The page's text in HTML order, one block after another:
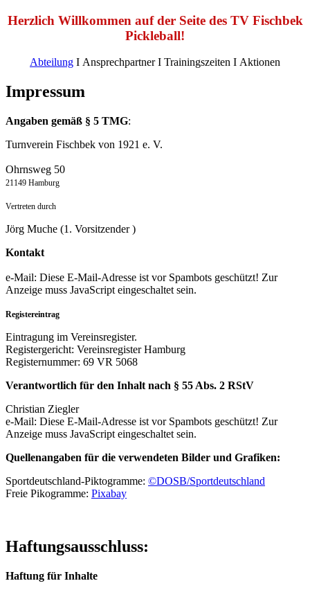
Herzlich Willkommen auf der Seite des TV Fischbek
Pickleball!
Abteilung Ι AnsprechpartnerΙ Trainingszeiten Ι Aktionen
Impressum
Angaben gemäß § 5 TMG:
Turnverein Fischbek von 1921 e. V.
Ohrnsweg 50
21149 Hamburg
Vertreten durch
Jörg Muche (1. Vorsitzender )
Kontakt
e-Mail: Diese E-Mail-Adresse ist vor Spambots geschützt! Zur
Anzeige muss JavaScript eingeschaltet sein.
Registereintrag
Eintragung im Vereinsregister.
Registergericht: Vereinsregister Hamburg
Registernummer: 69 VR 5068
Verantwortlich für den Inhalt nach § 55 Abs. 2 RStV
Christian Ziegler
e-Mail: Diese E-Mail-Adresse ist vor Spambots geschützt! Zur
Anzeige muss JavaScript eingeschaltet sein.
Quellenangaben für die verwendeten Bilder und Grafiken:
Sportdeutschland-Piktogramme: ©DOSB/Sportdeutschland
Freie Pikogramme: Pixabay
Haftungsausschluss:
Haftung für Inhalte